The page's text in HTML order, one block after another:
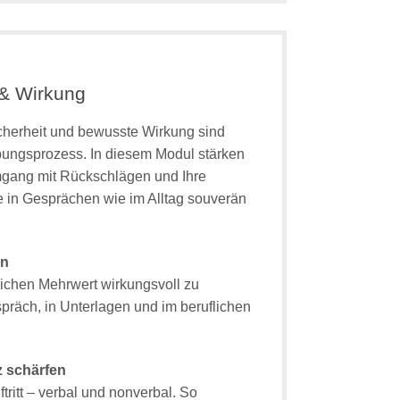
Wirkung
und bewusste Wirkung sind
In diesem Modul stärken
mit Rückschlägen und Ihre
in Gesprächen wie im Alltag souverän
Mehrwert wirkungsvoll zu
in Unterlagen und im beruflichen
schärfen
– verbal und nonverbal. So